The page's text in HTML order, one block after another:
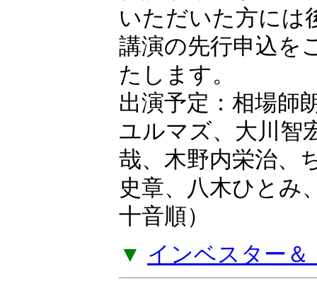
いただいた方には
講演の先行申込を
たします。
出演予定：相場師
ユルマズ、大川智
哉、木野内栄治、
史章、八木ひとみ
十音順）
▼ インベスター＆